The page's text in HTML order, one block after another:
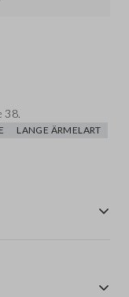
38.
LANGE ÄRMELART